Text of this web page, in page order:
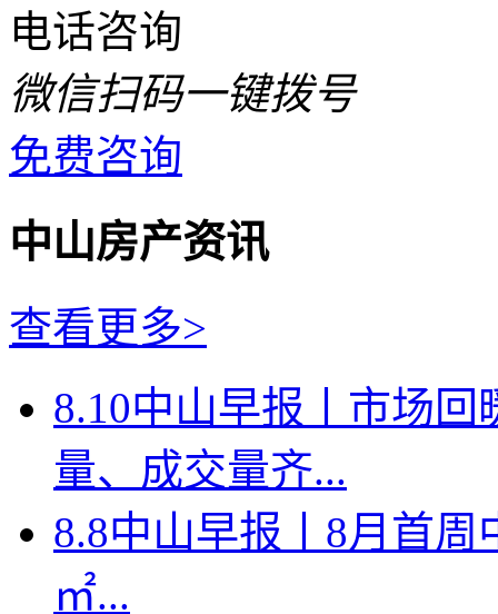
电话咨询
微信扫码一键拨号
免费咨询
中山房产资讯
查看更多>
8.10中山早报丨市场
量、成交量齐...
8.8中山早报丨8月首周
㎡...